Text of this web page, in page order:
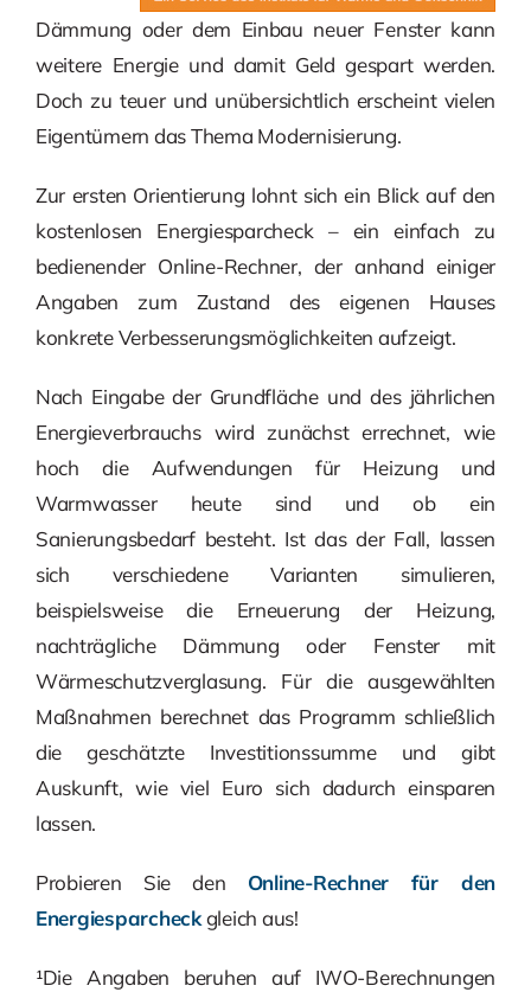
Dämmung oder dem Einbau neuer Fenster kann
weitere Energie und damit Geld gespart werden.
Doch zu teuer und unübersichtlich erscheint vielen
Eigentümern das Thema Modernisierung.
Zur ersten Orientierung lohnt sich ein Blick auf den
kostenlosen Energiesparcheck – ein einfach zu
bedienender Online-Rechner, der anhand einiger
Angaben zum Zustand des eigenen Hauses
konkrete Verbesserungsmöglichkeiten aufzeigt.
Nach Eingabe der Grundfläche und des jährlichen
Energieverbrauchs wird zunächst errechnet, wie
hoch die Aufwendungen für Heizung und
Warmwasser heute sind und ob ein
Sanierungsbedarf besteht. Ist das der Fall, lassen
sich verschiedene Varianten simulieren,
beispielsweise die Erneuerung der Heizung,
nachträgliche Dämmung oder Fenster mit
Wärmeschutzverglasung. Für die ausgewählten
Maßnahmen berechnet das Programm schließlich
die geschätzte Investitionssumme und gibt
Auskunft, wie viel Euro sich dadurch einsparen
lassen.
Probieren Sie den Online-Rechner für den
Energiesparcheckgleich aus!
¹Die Angaben beruhen auf IWO-Berechnungen